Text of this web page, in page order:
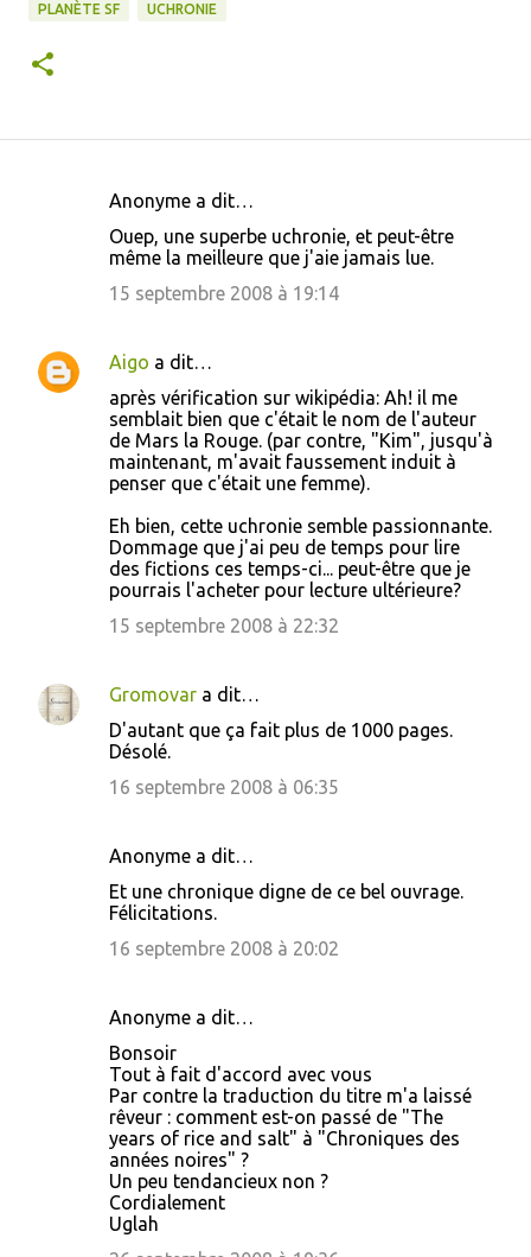
PLANÈTE SF UCHRONIE
e
n
Anonyme a dit…
Ouep, une superbe uchronie, et peut-être
même la meilleure que j'aie jamais lue.
15 septembre 2008 à 19:14
Aigo a dit…
après vérification sur wikipédia: Ah! il me
semblait bien que c'était le nom de l'auteur
de Mars la Rouge. (par contre, "Kim", jusqu'à
maintenant, m'avait faussement induit à
penser que c'était une femme).
Eh bien, cette uchronie semble passionnante.
Dommage que j'ai peu de temps pour lire
des fictions ces temps-ci... peut-être que je
pourrais l'acheter pour lecture ultérieure?
15 septembre 2008 à 22:32
Gromovar a dit…
D'autant que ça fait plus de 1000 pages.
Désolé.
16 septembre 2008 à 06:35
Anonyme a dit…
Et une chronique digne de ce bel ouvrage.
Félicitations.
16 septembre 2008 à 20:02
Anonyme a dit…
Bonsoir
Tout à fait d'accord avec vous
Par contre la traduction du titre m'a laissé
rêveur : comment est-on passé de "The
years of rice and salt" à "Chroniques des
années noires" ?
Un peu tendancieux non ?
Cordialement
Uglah